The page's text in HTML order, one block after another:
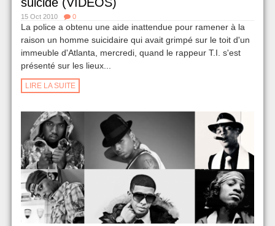
15 Oct 2010 0
La police a obtenu une aide inattendue pour ramener à la
raison un homme suicidaire qui avait grimpé sur le toit d'un
immeuble d'Atlanta, mercredi, quand le rappeur T.I. s'est
présenté sur les lieux...
LIRE LA SUITE